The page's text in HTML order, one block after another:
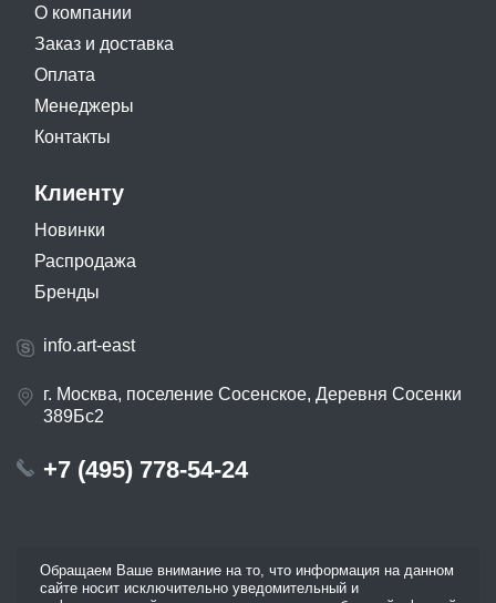
О компании
Заказ и доставка
Оплата
Менеджеры
Контакты
Клиенту
Новинки
Распродажа
Бренды
info.art-east
г. Москва, поселение Сосенское, Деревня Сосенки
389Бс2
+7 (495) 778-54-24
Обращаем Ваше внимание на то, что информация на данном
сайте носит исключительно уведомительный и